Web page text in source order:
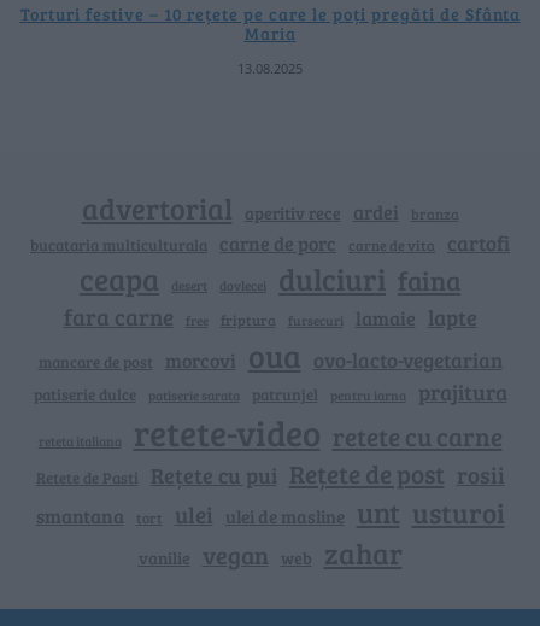
Torturi festive – 10 rețete pe care le poți pregăti de Sfânta
Maria
13.08.2025
advertorial aperitiv rece ardei branza
bucataria multiculturala carne de porc carne de vita cartofi
ceapa desert dovlecei dulciuri faina
fara carne free friptura fursecuri lamaie lapte
mancare de post morcovi oua ovo-lacto-vegetarian
patiserie dulce patiserie sarata patrunjel pentru iarna prajitura
reteta italiana retete-video retete cu carne
Retete de Pasti Rețete cu pui Rețete de post rosii
smantana tort ulei ulei de masline unt usturoi
vanilie vegan web zahar